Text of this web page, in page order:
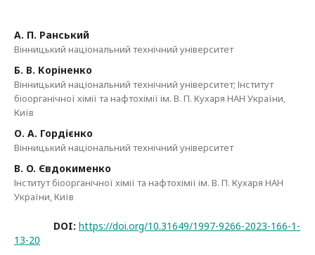
А. П. Ранський
Вінницький національний технічний університет
Б. В. Коріненко
Вінницький національний технічний університет; Інститут
біоорганічної хімії та нафтохімії ім. В. П. Кухаря НАН України,
Київ
О. А. Гордієнко
Вінницький національний технічний університет
В. O. Євдокименко
Інститут біоорганічної хімії та нафтохімії ім. В. П. Кухаря НАН
України, Київ
DOI: https://doi.org/10.31649/1997-9266-2023-166-1-
13-20